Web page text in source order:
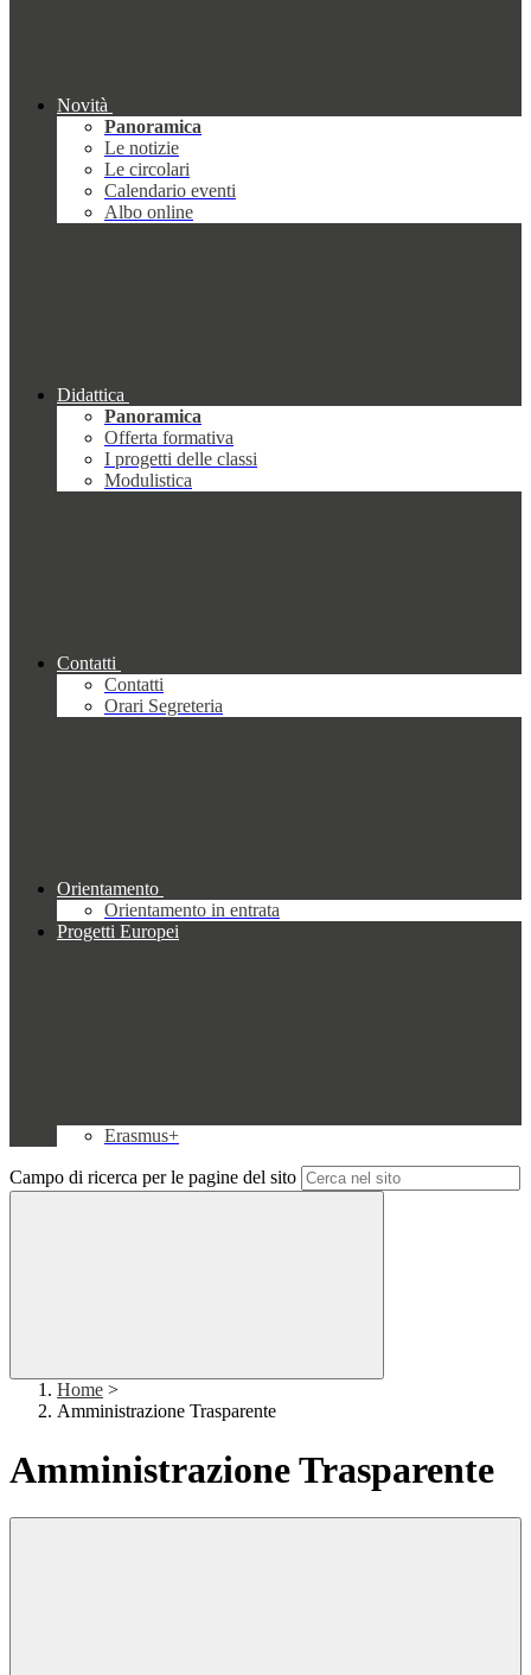
Novità
Panoramica
Le notizie
Le circolari
Calendario eventi
Albo online
Didattica
Panoramica
Offerta formativa
I progetti delle classi
Modulistica
Contatti
Contatti
Orari Segreteria
Orientamento
Orientamento in entrata
Progetti Europei
Erasmus+
Campo di ricerca per le pagine del sito
Home >
Amministrazione Trasparente
Amministrazione Trasparente